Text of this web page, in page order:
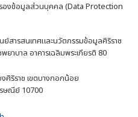
งข้อมูลส่วนบุคคล (Data Protection
สารสนเทศและนวัตกรรมข้อมูลศิริราช
าบาล อาคารเฉลิมพระเกียรติ 80
ศิริราช เขตบางกอกน้อย
ษณีย์ 10700